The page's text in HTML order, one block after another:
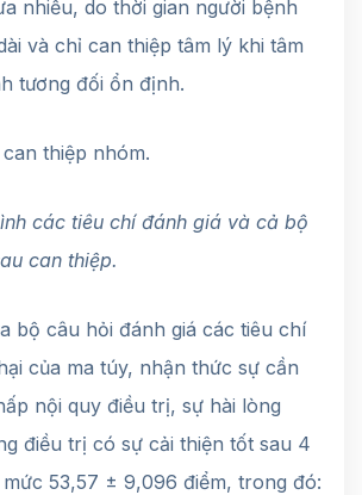
nhiều, do thời gian người bệnh
và chỉ can thiệp tâm lý khi tâm
tương đối ổn định.
thiệp nhóm.
các tiêu chí đánh giá và cả bộ
can thiệp.
bộ câu hỏi đánh giá các tiêu chí
của ma túy, nhận thức sự cần
nội quy điều trị, sự hài lòng
điều trị có sự cải thiện tốt sau 4
53,57 ± 9,096 điểm, trong đó: